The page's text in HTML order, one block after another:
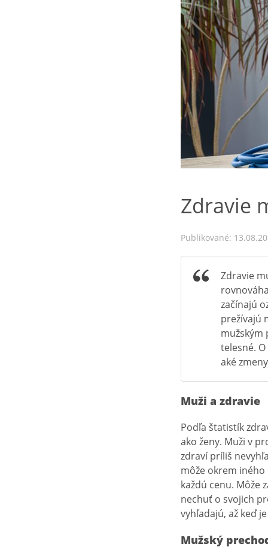
Zdravie
Publikované:
Zdravie
začínajú
prežívajú
mužským
telesné.
aké
Muži a zdravie
Podľa štatistík
ako ženy. Muži v
zdraví príliš
môže okrem
každú cenu. Môže
nechuť o svojich
vyhľadajú, až keď
Mužský